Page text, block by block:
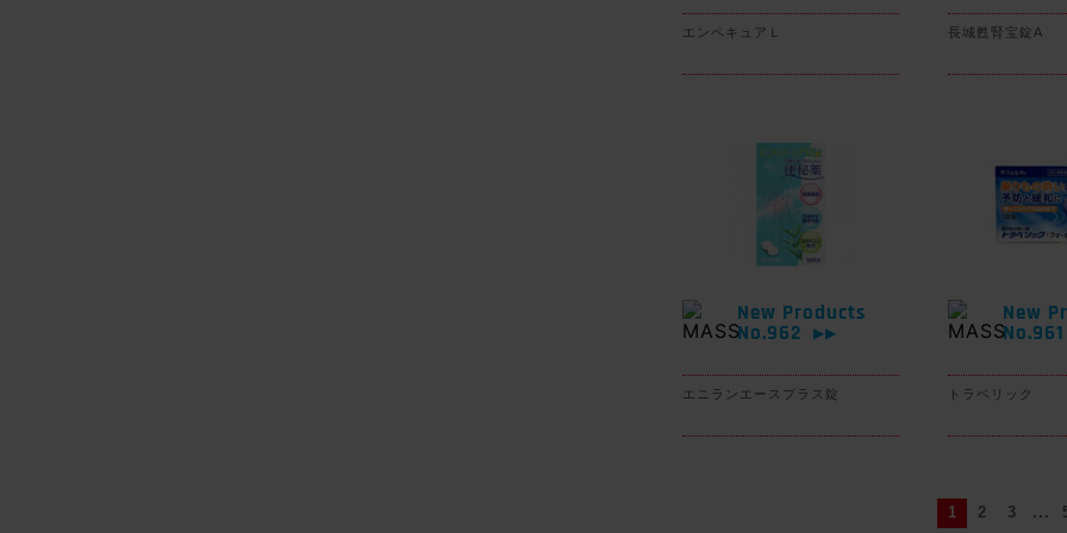
エンペキュアＬ 長城甦腎宝錠A
New Products
No.962
▶▶
エニランエースプラス錠
New
トラベリック
1 2 3 ...